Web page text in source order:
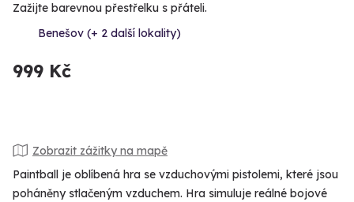
Zažijte barevnou přestřelku s přáteli.
Benešov (+ 2 další lokality)
999 Kč
Zobrazit zážitky na mapě
Paintball je oblíbená hra se vzduchovými pistolemi, které jsou
poháněny stlačeným vzduchem. Hra simuluje reálné bojové